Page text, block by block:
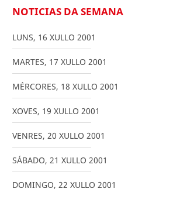
NOTICIAS DA SEMANA
LUNS, 16 XULLO 2001
MARTES, 17 XULLO 2001
MÉRCORES, 18 XULLO 2001
XOVES, 19 XULLO 2001
VENRES, 20 XULLO 2001
SÁBADO, 21 XULLO 2001
DOMINGO, 22 XULLO 2001